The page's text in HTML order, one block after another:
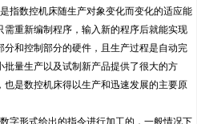
指数控机床随生产对象变化而变化的适应能
重新编制程序，输入新的程序后就能实现
和控制部分的硬件，且生产过程是自动完
量生产以及试制新产品提供了很大的方
是数控机床得以生产和迅速发展的主要原
字形式给出的指令进行加工的，一般情况下